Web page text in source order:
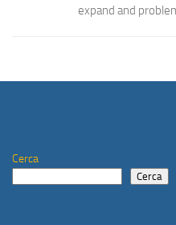
expand and
Cerca
Cerca